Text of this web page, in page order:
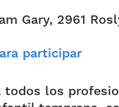
Gary, 2961
participar
todos los